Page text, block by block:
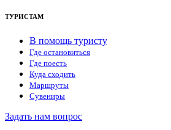
ТУРИСТАМ
В помощь туристу
Где остановиться
Где поесть
Куда сходить
Маршруты
Сувениры
Задать нам вопрос